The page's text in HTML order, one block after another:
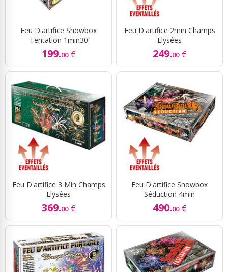
Feu D'artifice Showbox
Tentation 1min30
199.00 €
Feu D'artifice 2min Champs
Elysées
249.00 €
Feu D'artifice 3 Min Champs
Elysées
369.00 €
Feu D'artifice Showbox
Séduction 4min
490.00 €